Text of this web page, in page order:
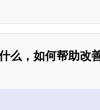
么，如何帮助改